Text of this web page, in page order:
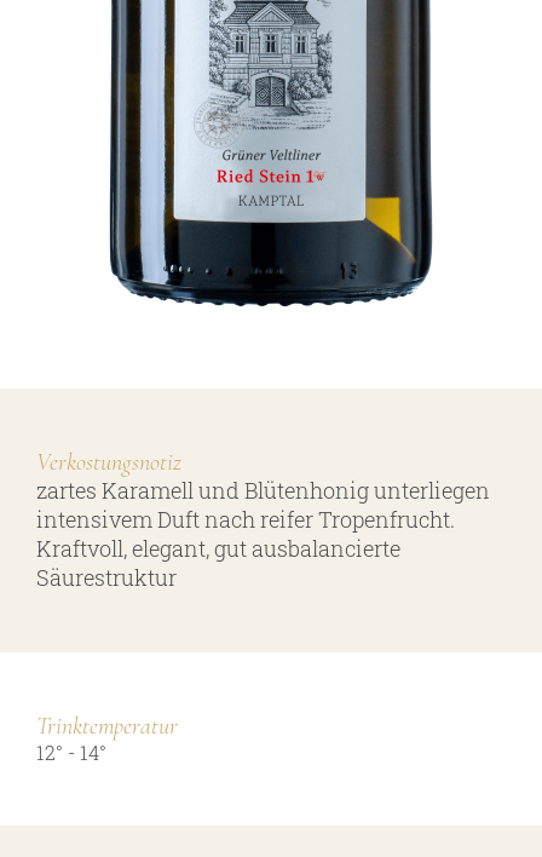
Verkostungsnotiz
zartes Karamell und Blütenhonig unterliegen
intensivem Duft nach reifer Tropenfrucht.
Kraftvoll, elegant, gut ausbalancierte
Säurestruktur
Trinktemperatur
12° - 14°